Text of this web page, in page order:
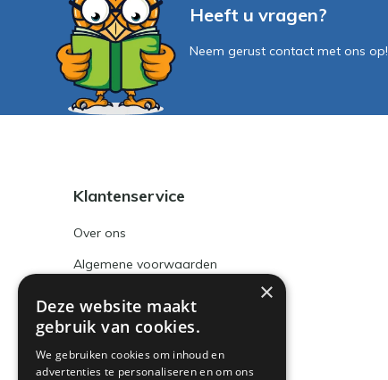
Heeft u vragen?
Neem gerust contact met ons op!
Klantenservice
Over ons
Algemene voorwaarden
Privacy Policy
Betaalmethoden en BTW nummer
×
Deze website maakt
gebruik van cookies.
We gebruiken cookies om inhoud en
advertenties te personaliseren en om ons